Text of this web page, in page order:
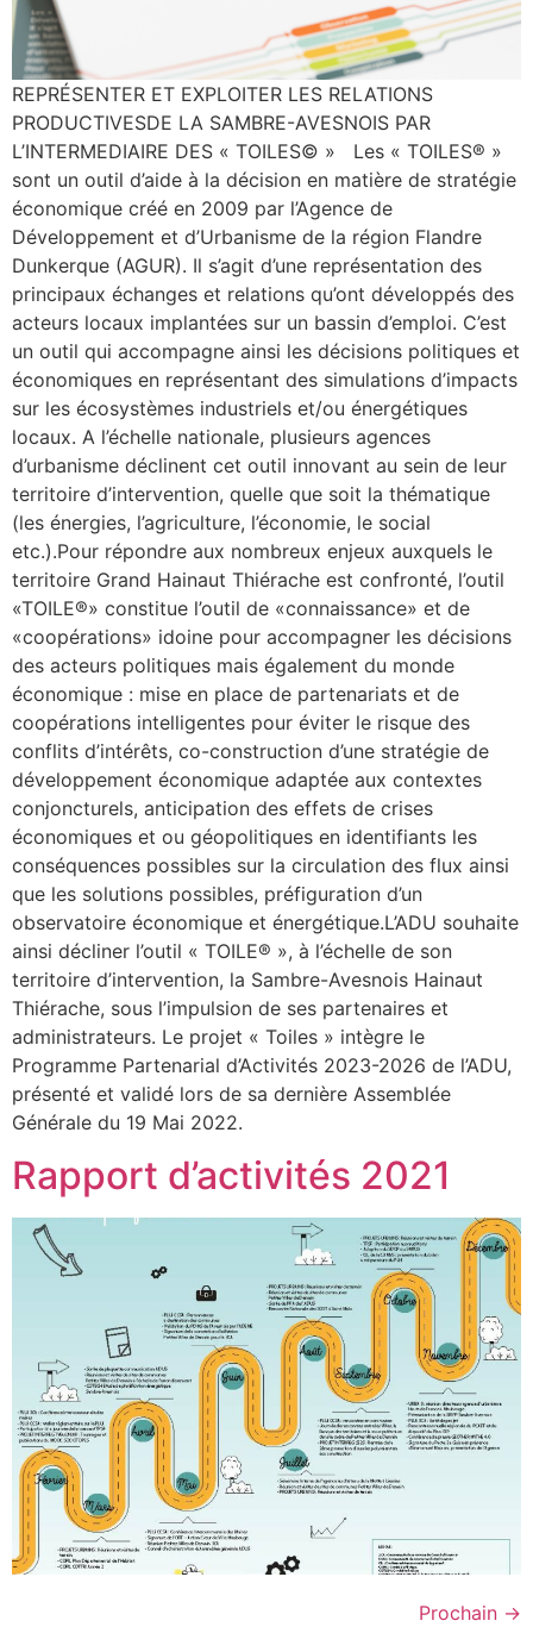
REPRÉSENTER ET EXPLOITER LES RELATIONS
PRODUCTIVESDE LA SAMBRE-AVESNOIS PAR
L’INTERMEDIAIRE DES « TOILES© » Les « TOILES® »
sont un outil d’aide à la décision en matière de stratégie
économique créé en 2009 par l’Agence de
Développement et d’Urbanisme de la région Flandre
Dunkerque (AGUR). Il s’agit d’une représentation des
principaux échanges et relations qu’ont développés des
acteurs locaux implantées sur un bassin d’emploi. C’est
un outil qui accompagne ainsi les décisions politiques et
économiques en représentant des simulations d’impacts
sur les écosystèmes industriels et/ou énergétiques
locaux. A l’échelle nationale, plusieurs agences
d’urbanisme déclinent cet outil innovant au sein de leur
territoire d’intervention, quelle que soit la thématique
(les énergies, l’agriculture, l’économie, le social
etc.).Pour répondre aux nombreux enjeux auxquels le
territoire Grand Hainaut Thiérache est confronté, l’outil
«TOILE®» constitue l’outil de «connaissance» et de
«coopérations» idoine pour accompagner les décisions
des acteurs politiques mais également du monde
économique : mise en place de partenariats et de
coopérations intelligentes pour éviter le risque des
conflits d’intérêts, co-construction d’une stratégie de
développement économique adaptée aux contextes
conjoncturels, anticipation des effets de crises
économiques et ou géopolitiques en identifiants les
conséquences possibles sur la circulation des flux ainsi
que les solutions possibles, préfiguration d’un
observatoire économique et énergétique.L’ADU souhaite
ainsi décliner l’outil « TOILE® », à l’échelle de son
territoire d’intervention, la Sambre-Avesnois Hainaut
Thiérache, sous l’impulsion de ses partenaires et
administrateurs. Le projet « Toiles » intègre le
Programme Partenarial d’Activités 2023-2026 de l’ADU,
présenté et validé lors de sa dernière Assemblée
Générale du 19 Mai 2022.
Rapport d’activités 2021
Prochain →